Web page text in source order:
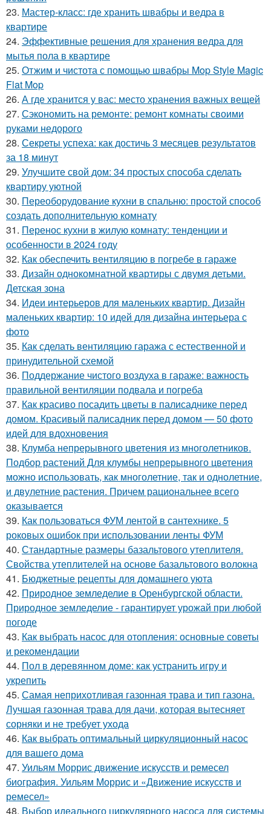
23. Мастер-класс: где хранить швабры и ведра в
квартире
24. Эффективные решения для хранения ведра для
мытья пола в квартире
25. Отжим и чистота с помощью швабры Mop Style Magic
Flat Mop
26. А где хранится у вас: место хранения важных вещей
27. Сэкономить на ремонте: ремонт комнаты своими
руками недорого
28. Секреты успеха: как достичь 3 месяцев результатов
за 18 минут
29. Улучшите свой дом: 34 простых способа сделать
квартиру уютной
30. Переоборудование кухни в спальню: простой способ
создать дополнительную комнату
31. Перенос кухни в жилую комнату: тенденции и
особенности в 2024 году
32. Как обеспечить вентиляцию в погребе в гараже
33. Дизайн однокомнатной квартиры с двумя детьми.
Детская зона
34. Идеи интерьеров для маленьких квартир. Дизайн
маленьких квартир: 10 идей для дизайна интерьера с
фото
35. Как сделать вентиляцию гаража с естественной и
принудительной схемой
36. Поддержание чистого воздуха в гараже: важность
правильной вентиляции подвала и погреба
37. Как красиво посадить цветы в палисаднике перед
домом. Красивый палисадник перед домом — 50 фото
идей для вдохновения
38. Клумба непрерывного цветения из многолетников.
Подбор растений Для клумбы непрерывного цветения
можно использовать, как многолетние, так и однолетние,
и двулетние растения. Причем рациональнее всего
оказывается
39. Как пользоваться ФУМ лентой в сантехнике. 5
роковых ошибок при использовании ленты ФУМ
40. Стандартные размеры базальтового утеплителя.
Свойства утеплителей на основе базальтового волокна
41. Бюджетные рецепты для домашнего уюта
42. Природное земледелие в Оренбургской области.
Природное земледелие - гарантирует урожай при любой
погоде
43. Как выбрать насос для отопления: основные советы
и рекомендации
44. Пол в деревянном доме: как устранить игру и
укрепить
45. Самая неприхотливая газонная трава и тип газона.
Лучшая газонная трава для дачи, которая вытесняет
сорняки и не требует ухода
46. Как выбрать оптимальный циркуляционный насос
для вашего дома
47. Уильям Моррис движение искусств и ремесел
биография. Уильям Моррис и «Движение искусств и
ремесел»
48. Выбор идеального циркулярного насоса для системы